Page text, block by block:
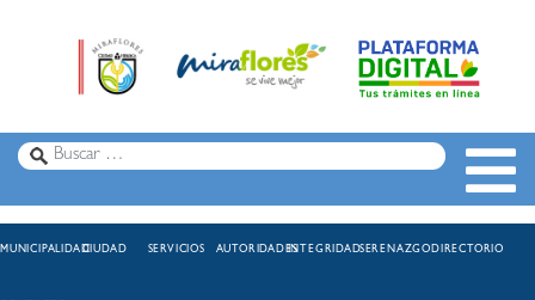
MUNICIPALIDADCIUDAD SERVICIOS AUTORIDADESINTEGRIDADSERENAZGODIRECTORIO